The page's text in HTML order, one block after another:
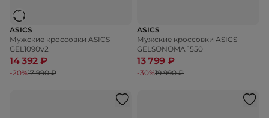
ASICS
Мужские кроссовки ASICS
GEL1090v2​
14 392 ₽
-20%17 990 ₽
ASICS
Мужские кроссовки ASICS
GELSONOMA 1550
13 799 ₽
-30%19 990 ₽